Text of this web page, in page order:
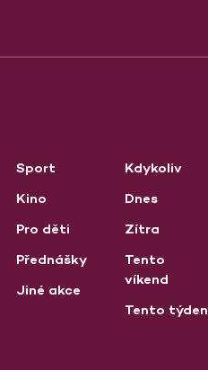
Sport
Kino
Pro děti
Přednášky
Jiné akce
Kdykoliv
Dnes
Zítra
Tento
víkend
Tento týden